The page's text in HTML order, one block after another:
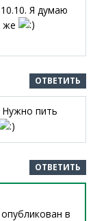
Я думаю
же
ОТВЕТИТЬ
Нужно пить
ОТВЕТИТЬ
в